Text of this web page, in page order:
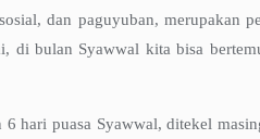
dan paguyuban, merupakan
di bulan Syawwal kita bisa
hari puasa Syawwal, ditekel